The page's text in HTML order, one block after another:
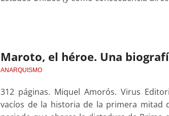
Maroto, el héroe. Una
ANARQUISMO
312 páginas. Miquel Amorós. Virus
vacíos de la historia de la primera mitad